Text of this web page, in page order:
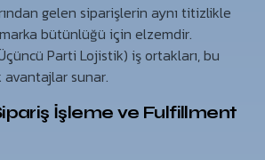
gelen siparişlerin aynı titizlikle
bütünlüğü için elzemdir.
Parti Lojistik) iş ortakları, bu
sunar.
İşleme ve Fulfillment